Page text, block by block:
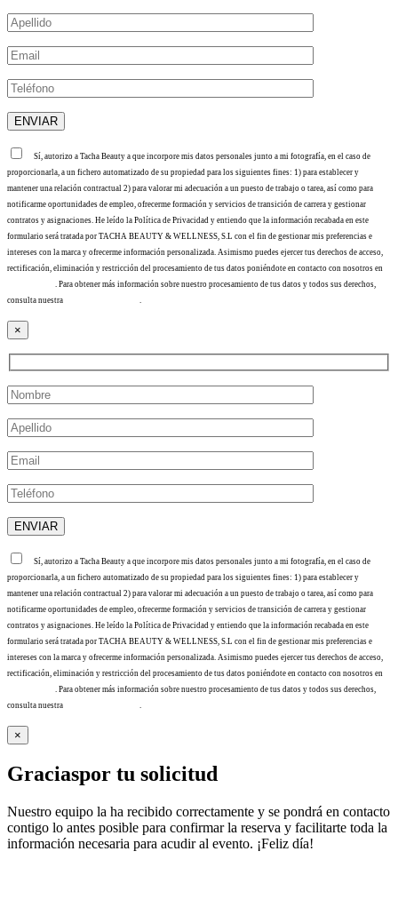
Sí, autorizo a Tacha Beauty a que incorpore mis datos personales junto a mi fotografía, en el caso de
proporcionarla, a un fichero automatizado de su propiedad para los siguientes fines: 1) para establecer y
mantener una relación contractual 2) para valorar mi adecuación a un puesto de trabajo o tarea, así como para
notificarme oportunidades de empleo, ofrecerme formación y servicios de transición de carrera y gestionar
contratos y asignaciones. He leído la Política de Privacidad y entiendo que la información recabada en este
formulario será tratada por TACHA BEAUTY & WELLNESS, S.L con el fin de gestionar mis preferencias e
intereses con la marca y ofrecerme información personalizada. Asimismo puedes ejercer tus derechos de acceso,
rectificación, eliminación y restricción del procesamiento de tus datos poniéndote en contacto con nosotros en
. Para obtener más información sobre nuestro procesamiento de tus datos y todos sus derechos,
consulta nuestra
.
×
Sí, autorizo a Tacha Beauty a que incorpore mis datos personales junto a mi fotografía, en el caso de
proporcionarla, a un fichero automatizado de su propiedad para los siguientes fines: 1) para establecer y
mantener una relación contractual 2) para valorar mi adecuación a un puesto de trabajo o tarea, así como para
notificarme oportunidades de empleo, ofrecerme formación y servicios de transición de carrera y gestionar
contratos y asignaciones. He leído la Política de Privacidad y entiendo que la información recabada en este
formulario será tratada por TACHA BEAUTY & WELLNESS, S.L con el fin de gestionar mis preferencias e
intereses con la marca y ofrecerme información personalizada. Asimismo puedes ejercer tus derechos de acceso,
rectificación, eliminación y restricción del procesamiento de tus datos poniéndote en contacto con nosotros en
. Para obtener más información sobre nuestro procesamiento de tus datos y todos sus derechos,
consulta nuestra
.
×
Graciaspor tu solicitud
Nuestro equipo la ha recibido correctamente y se pondrá en contacto
contigo lo antes posible para confirmar la reserva y facilitarte toda la
información necesaria para acudir al evento. ¡Feliz día!